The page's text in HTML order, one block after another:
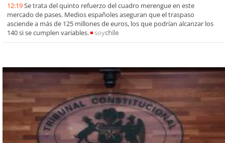
12:19Se trata del quinto refuerzo del cuadro merengue en este
mercado de pases. Medios españoles aseguran que el traspaso
asciende a más de 125 millones de euros, los que podrían alcanzar los
140 si se cumplen variables.
soychile